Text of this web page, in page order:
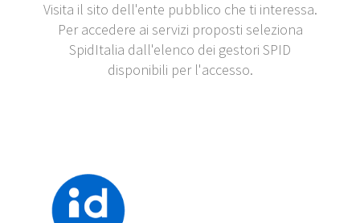
Visita il sito dell'ente pubblico che ti interessa.
Per accedere ai servizi proposti seleziona
SpidItalia dall'elenco dei gestori SPID
disponibili per l'accesso.